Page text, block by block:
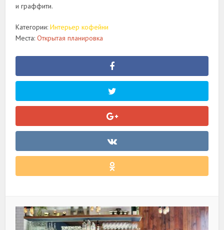
и граффити.
Категории:Интерьер кофейни
Места:Открытая планировка